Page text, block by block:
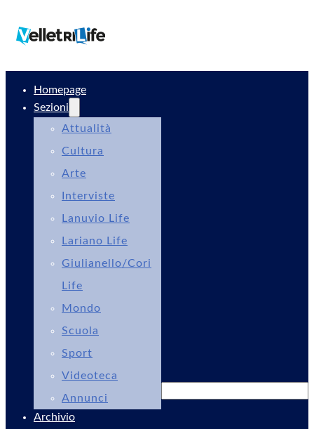
Homepage
Sezioni
Attualità
Cultura
Arte
Interviste
Lanuvio Life
Lariano Life
Giulianello/Cori
Life
Mondo
Scuola
Sport
Videoteca
Annunci
Archivio